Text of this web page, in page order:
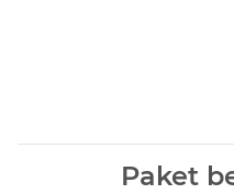
Paket